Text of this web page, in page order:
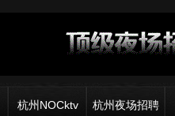
杭州NOCktv 杭州夜场招聘